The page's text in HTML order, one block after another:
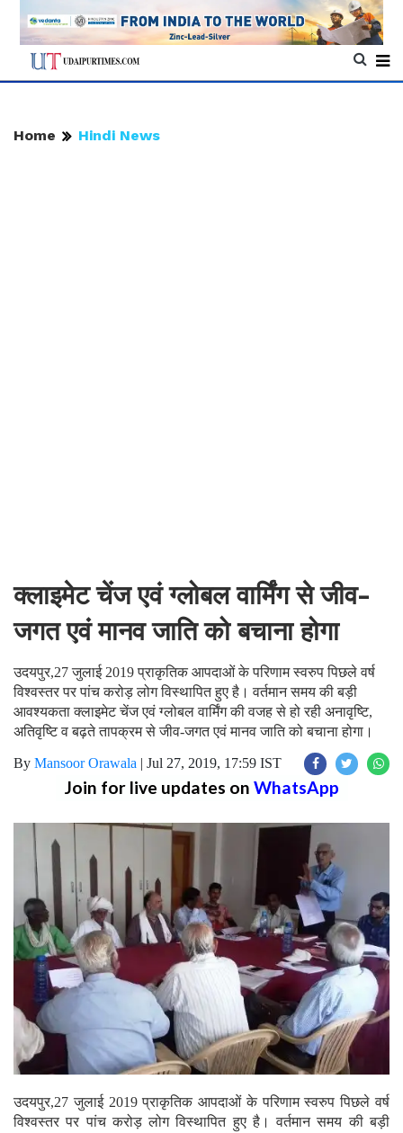
Home Hindi News
क्लाइमेट चेंज एवं ग्लोबल वार्मिंग से जीव-
जगत एवं मानव जाति को बचाना होगा
उदयपुर,27 जुलाई 2019 प्राकृतिक आपदाओं के परिणाम स्वरुप पिछले वर्ष
विश्वस्तर पर पांच करोड़ लोग विस्थापित हुए है। वर्तमान समय की बड़ी
आवश्यकता क्लाइमेट चेंज एवं ग्लोबल वार्मिंग की वजह से हो रही अनावृष्टि,
अतिवृष्टि व बढ़ते तापक्रम से जीव-जगत एवं मानव जाति को बचाना होगा।
By Mansoor Orawala | Jul 27, 2019, 17:59 IST
Join for live updates on WhatsApp
उदयपुर,27 जुलाई 2019 प्राकृतिक आपदाओं के परिणाम स्वरुप पिछले वर्ष
विश्वस्तर पर पांच करोड़ लोग विस्थापित हुए है। वर्तमान समय की बड़ी